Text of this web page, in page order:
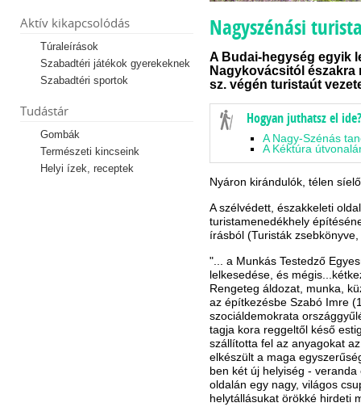
Aktív kikapcsolódás
Túraleírások
Szabadtéri játékok gyerekeknek
Szabadtéri sportok
Tudástár
Gombák
Természeti kincseink
Helyi ízek, receptek
Nagyszénási
A Budai-hegység egyik
Nagykovácsitól északra
sz. végén turistaút
Hogyan juthatsz el ide?
A Nagy-Szénás
A Kéktúra
Nyáron kirándulók, télen
A szélvédett, északkeleti
turistamenedékhely
írásból (Turisták
"... a Munkás Testedző
lelkesedése, és
Rengeteg áldozat, munka,
az építkezésbe Szabó Imre
szociáldemokrata
tagja kora reggeltől késő
szállította fel az anyagokat
elkészült a maga
ben két új helyiség -
oldalán egy nagy, világos
helytállásukat örökké hirdeti